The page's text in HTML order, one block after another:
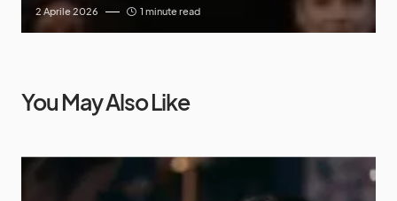
2 Aprile 2026 1 minute read
You May Also Like